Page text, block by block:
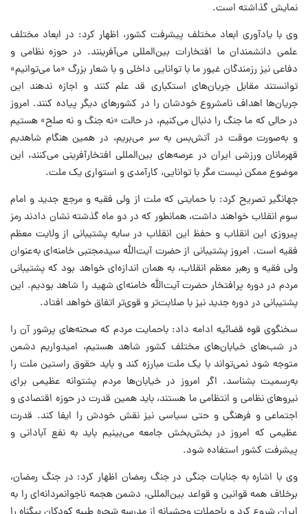
نمایش گذاشته است.
وی با یادآوری ابعاد مختلف پیشرفت کشور، اظهار کرد: در ابعاد مختلف
علمی دانشمندان ما افتخارات بین‌المللی می‌آفرینند. در حوزه نظامی و
دفاعی نیز رزمندگان غیور ما با توانایی داخلی و با شعار بزرگ «ما می‌توانیم»
توانستند مقابل جریان‌های استکباری قد علم کنند و اجازه ندهند این
جریان‌ها اهداف نامشروع خودشان را در کشورهای دیگر پیاده کنند. امروز
در حالی که ما جنگ را دنبال می‌کنیم، در حالت «نه جنگ و نه صلح» هستیم
و به‌صورت موقت در آتش‌بس به سر می‌بریم، در همین هنگام شاهدیم
قهرمانان ورزشی ایران در عرصه‌های بین‌المللی افتخارآفرینی می‌کنند، این
موضوع ممکن نیست مگر با توانایی، کارآمدی و استواری یک ملت.
جهانگیر تصریح کرد: با حمایتی که ملت از ولی فقیه و مرجع جدید و امام
سوم انقلاب خواهند داشت، همانطور که در دو ماه گذشته نشان دادند رمز
پیروزی این انقلاب و حفظ این انقلاب در سایه پشتیبانی از ولایت معظم
فقیه است. امروز پشتیبانی از حضرت آیت‌الله سیدمجتبی خامنه‌ای به‌عنوان
ولی فقیه و رهبر معظم انقلاب، به همان اندازه‌ای خواهد بود که پشتیبانی
مردم در دوره پرافتخار حضرت آیت‌الله خامنه‌ای شهید را شاهد بودیم. این
پشتیبانی در دوره جدید نیز با صلابت‌تر و قوی‌تر اتفاق خواهد افتاد.
سخنگوی قوه قضائیه ادامه داد: باحمایت مردم که صحنه‌های پرشور آن را
در شب‌های خیابان‌های مختلف کشور شاهد هستیم، امیدواریم دشمن
متوجه شود نمی‌تواند با یک ملت مبارزه کند و باید حقوق راستین ملت را
به‌رسمیت بشناسد. اگر امروز در خیابان‌ها مردم پشتوانه عظیمی برای
نیروهای نظامی و انتظامی ما هستند، باید همین قدرت در حوزه اقتصادی و
اجتماعی و فرهنگی و حتی سیاسی نیز نقش خودش را ایفا کند. قدرت
عظیمی که امروز در بخش‌بخش جامعه می‌بینیم باید به نفع آبادانی و
پیشرفت کشور استفاده شود.
وی با اشاره به جنایات جنگی در جنگ رمضان اظهار کرد: در جنگ رمضان،
برخلاف همه قوانین و قواعد بین‌المللی، دشمن هجمه ناجوانمردانه‌ای را به